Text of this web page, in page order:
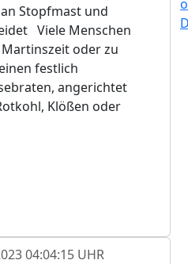
Stopfmast und
Viele Menschen
oder zu
festlich
angerichtet
Klößen oder
04:04:15 UHR